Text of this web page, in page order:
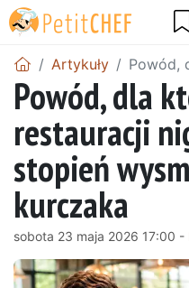
Artykuły Powód,
Powód, dla
restauracji
stopień
kurczaka
sobota 23 maja 2026 17:00 -